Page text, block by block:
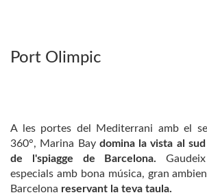
Port Olimpic
A les portes del Mediterrani amb el
360°, Marina Baydomina la vista al
de l'spiagge de Barcelona.
especials amb bona música, gran
Barcelona reservant la teva taula.